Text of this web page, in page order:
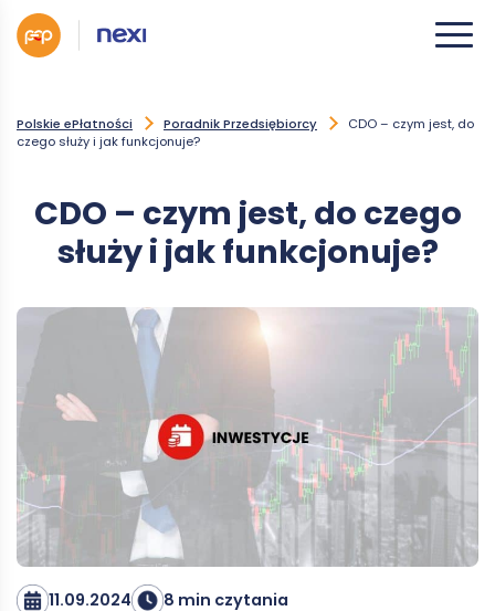
Polskie ePłatności Poradnik Przedsiębiorcy
CDO – czym jest, do
czego służy i jak funkcjonuje?
CDO – czym jest, do czego
służy i jak funkcjonuje?
11.09.2024 8 min czytania